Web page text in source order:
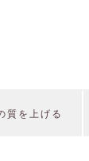
質を上げる